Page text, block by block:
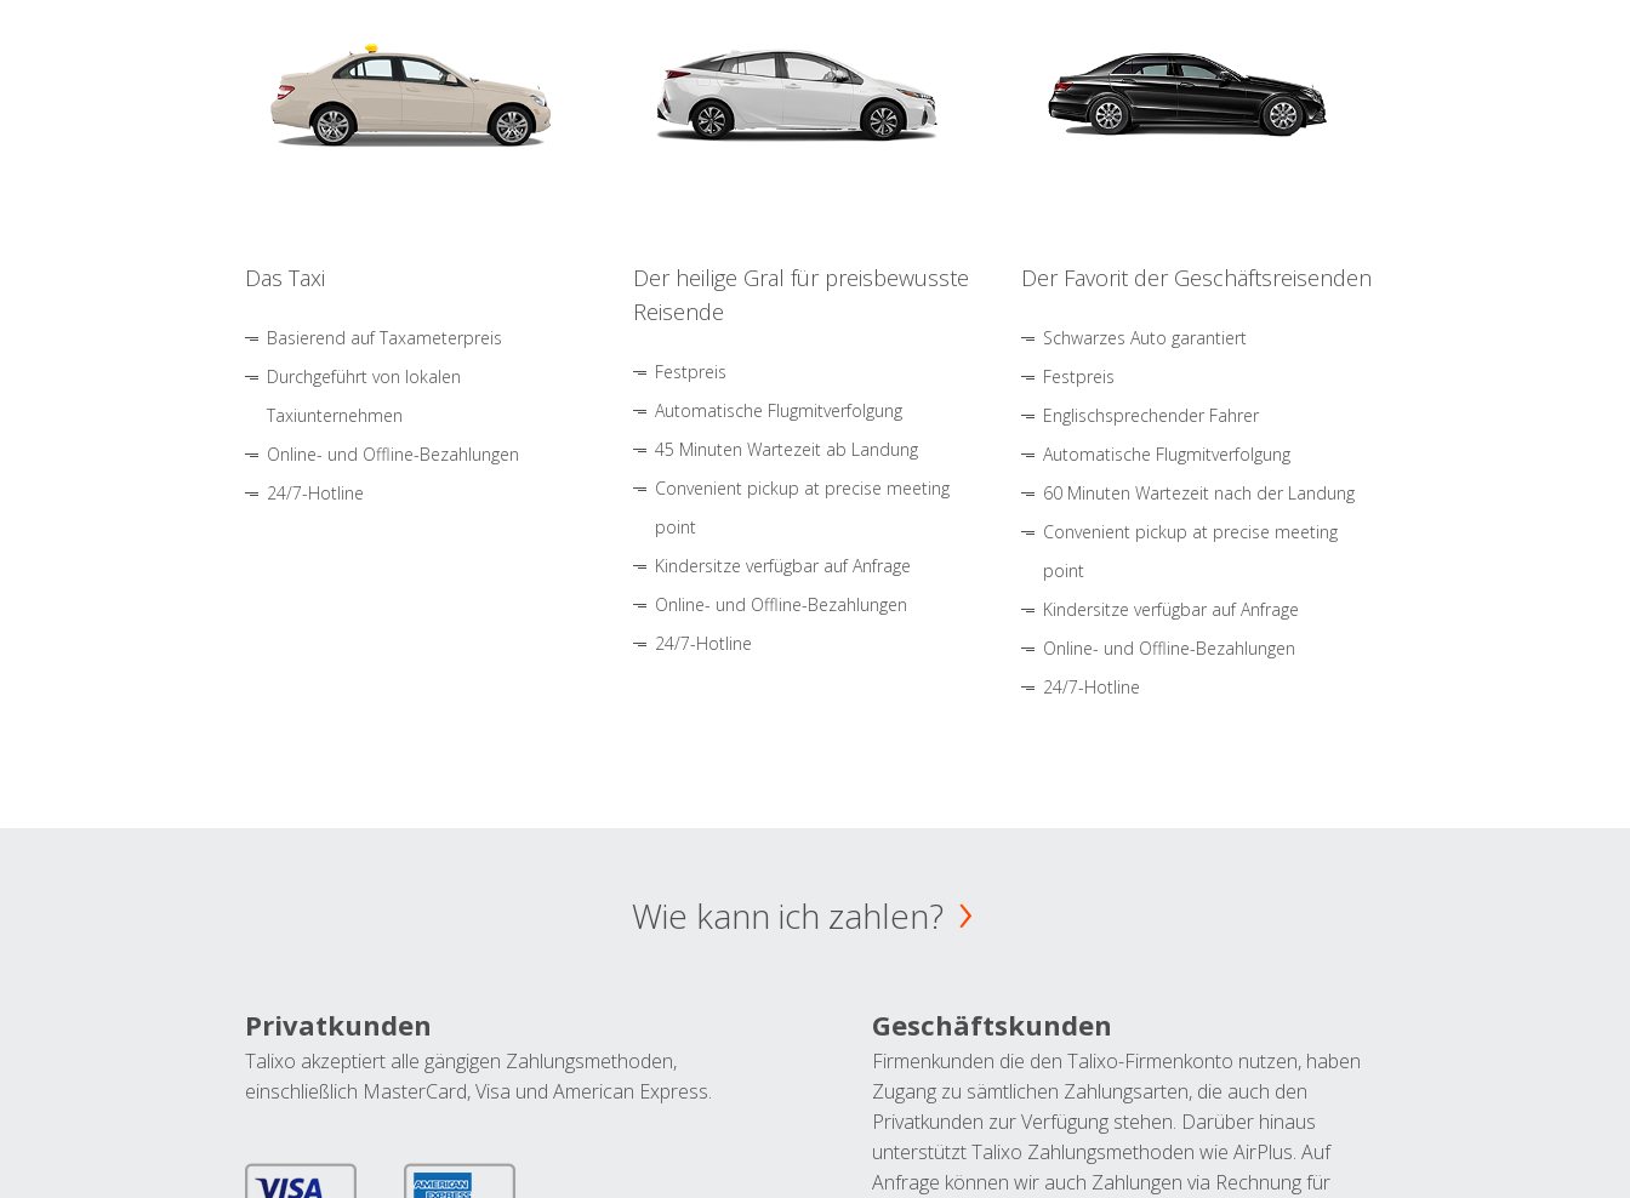
Das Taxi
Basierend auf Taxameterpreis
Durchgeführt von lokalen
Taxiunternehmen
Online- und Offline-Bezahlungen
24/7-Hotline
Der heilige Gral für preisbewusste
Reisende
Festpreis
Automatische Flugmitverfolgung
45 Minuten Wartezeit ab Landung
Convenient pickup at precise meeting
point
Kindersitze verfügbar auf Anfrage
Online- und Offline-Bezahlungen
24/7-Hotline
Der Favorit der Geschäftsreisenden
Schwarzes Auto garantiert
Festpreis
Englischsprechender Fahrer
Automatische Flugmitverfolgung
60 Minuten Wartezeit nach der Landung
Convenient pickup at precise meeting
point
Kindersitze verfügbar auf Anfrage
Online- und Offline-Bezahlungen
24/7-Hotline
Wie kann ich zahlen?
Privatkunden
Talixo akzeptiert alle gängigen Zahlungsmethoden,
einschließlich MasterCard, Visa und American Express.
Geschäftskunden
Firmenkunden die den Talixo-Firmenkonto nutzen, haben
Zugang zu sämtlichen Zahlungsarten, die auch den
Privatkunden zur Verfügung stehen. Darüber hinaus
unterstützt Talixo Zahlungsmethoden wie AirPlus. Auf
Anfrage können wir auch Zahlungen via Rechnung für